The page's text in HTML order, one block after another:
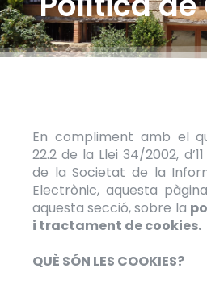
En compliment amb el
22.2 de la Llei 34/2002,
de la Societat de la
Electrònic, aquesta
aquesta secció, sobre la
i tractament de cookies.
QUÈ SÓN LES COOKIES?